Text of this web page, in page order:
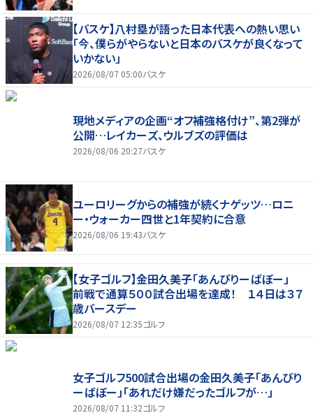
【バスケ】八村塁が語った日本代表への熱い思い
「今、僕らがやらないと日本のバスケが良くなって
いかない」
2026/08/07 05:00バスケ
現地メディアの企画“オフ補強格付け”、第2弾が
公開…レイカーズ、ウルブズの評価は
2026/08/06 20:27バスケ
ユーロリーグからの補強が続くナゲッツ…ロニ
ー・ウォーカー四世と1年契約に合意
2026/08/06 19:43バスケ
【女子ゴルフ】金田久美子「あんびりーばぼー」
前戦で通算５００試合出場を達成！ １４日は３７
歳バースデー
2026/08/07 12:35ゴルフ
女子ゴルフ500試合出場の金田久美子「あんびり
ーばぼー」「あれだけ嫌だったゴルフが…」
2026/08/07 11:32ゴルフ